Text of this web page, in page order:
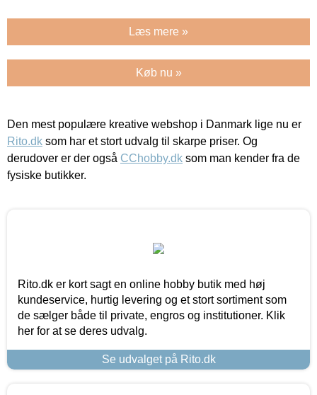
Læs mere »
Køb nu »
Den mest populære kreative webshop i Danmark lige nu er
Rito.dk som har et stort udvalg til skarpe priser. Og
derudover er der også CChobby.dk som man kender fra de
fysiske butikker.
Rito.dk er kort sagt en online hobby butik med høj
kundeservice, hurtig levering og et stort sortiment som
de sælger både til private, engros og institutioner. Klik
her for at se deres udvalg.
Se udvalget på Rito.dk